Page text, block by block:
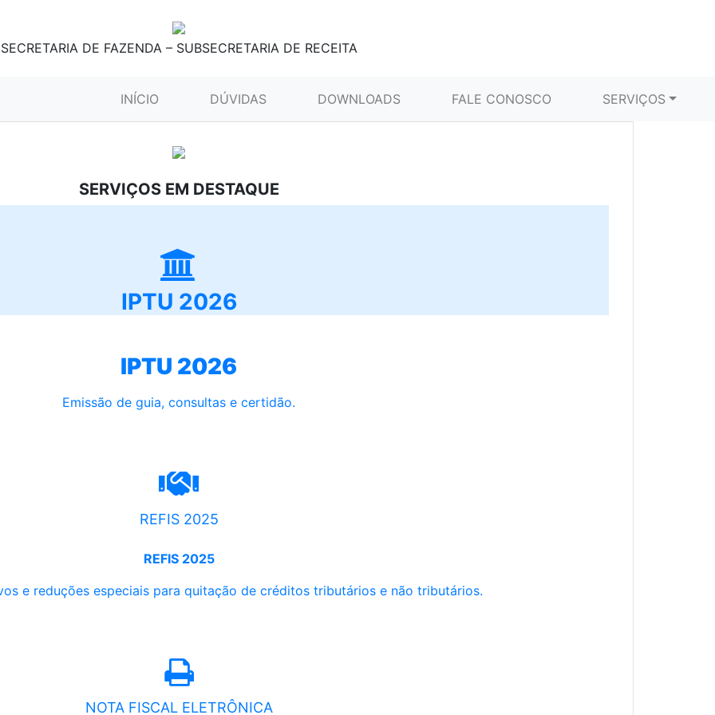
SECRETARIA DE FAZENDA – SUBSECRETARIA DE RECEITA
INÍCIO (CURRENT)DÚVIDAS DOWNLOADS FALE CONOSCO SERVIÇOS
SERVIÇOS EM DESTAQUE
IPTU 2026
IPTU 2026
Emissão de guia, consultas e certidão.
REFIS 2025
REFIS 2025
e reduções especiais para quitação de créditos tributários e não tributários.
NOTA FISCAL ELETRÔNICA